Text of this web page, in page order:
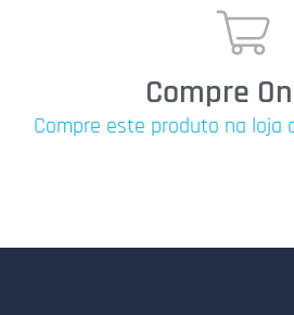
Compre
Compre este produto na loja